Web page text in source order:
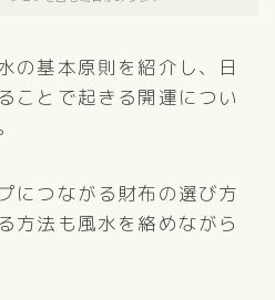
の基本原則を紹介し、日
ことで起きる開運につい
につながる財布の選び方
方法も風水を絡めながら